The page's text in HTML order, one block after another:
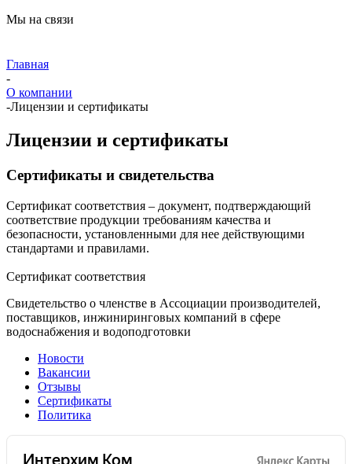
Мы на связи
Главная
-
О компании
-Лицензии и сертификаты
Лицензии и сертификаты
Сертификаты и свидетельства
Сертификат соответствия – документ, подтверждающий
соответствие продукции требованиям качества и
безопасности, установленными для нее действующими
стандартами и правилами.
Сертификат соответствия
Свидетельство о членстве в Ассоциации производителей,
поставщиков, инжиниринговых компаний в сфере
водоснабжения и водоподготовки
Новости
Вакансии
Отзывы
Сертификаты
Политика